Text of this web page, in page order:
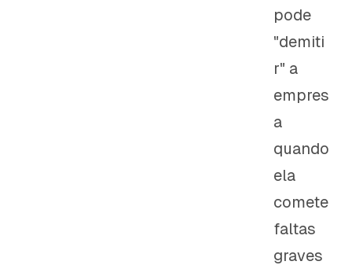
pode
"demiti
r" a
empres
a
quando
ela
comete
faltas
graves